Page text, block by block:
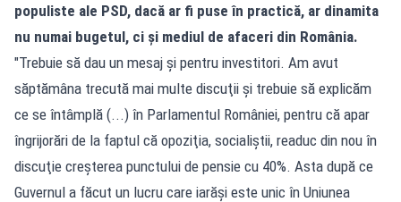
populiste ale PSD, dacă ar fi puse în practică, ar dinamita
nu numai bugetul, ci și mediul de afaceri din România.
"Trebuie să dau un mesaj şi pentru investitori. Am avut
săptămâna trecută mai multe discuţii şi trebuie să explicăm
ce se întâmplă (...) în Parlamentul României, pentru că apar
îngrijorări de la faptul că opoziţia, socialiştii, readuc din nou în
discuţie creşterea punctului de pensie cu 40%. Asta după ce
Guvernul a făcut un lucru care iarăşi este unic în Uniunea